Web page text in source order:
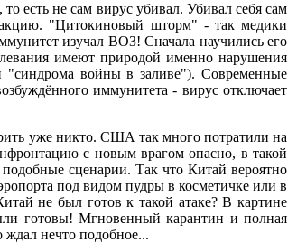
есть не сам вирус убивал. Убивал себя сам
"Цитокиновый шторм" - так медики
изучал ВОЗ! Сначала научились его
имеют природой именно нарушения
"синдрома войны в заливе"). Современные
иммунитета - вирус отключает
уже никто. США так много потратили на
с новым врагом опасно, в такой
сценарии. Так что Китай вероятно
под видом пудры в косметичке или в
не был готов к такой атаке? В картине
готовы! Мгновенный карантин и полная
нечто подобное...